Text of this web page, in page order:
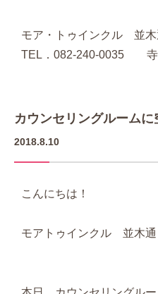
モア・トゥインクル 並木
TEL．082-240-0035
カウンセリングルーム
2018.8.10
こんにちは！
モアトゥインクル 並木通